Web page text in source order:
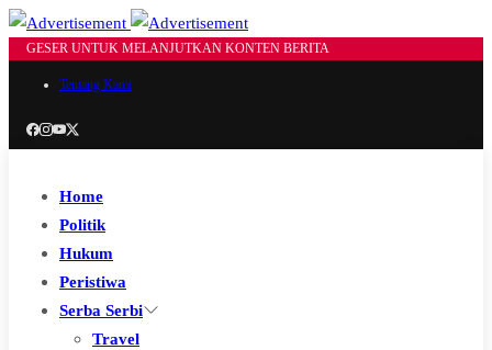
GESER UNTUK MELANJUTKAN KONTEN BERITA
Tentang Kami
Home
Politik
Hukum
Peristiwa
Serba Serbi
Travel